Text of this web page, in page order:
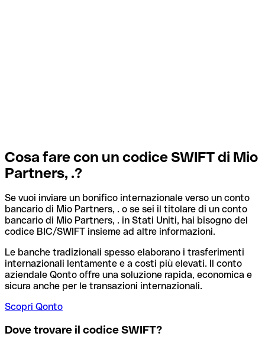
Cosa fare con un codice SWIFT di Mio
Partners, .?
Se vuoi inviare un bonifico internazionale verso un conto
bancario di Mio Partners, . o se sei il titolare di un conto
bancario di Mio Partners, . in Stati Uniti, hai bisogno del
codice BIC/SWIFT insieme ad altre informazioni.
Le banche tradizionali spesso elaborano i trasferimenti
internazionali lentamente e a costi più elevati. Il conto
aziendale Qonto offre una soluzione rapida, economica e
sicura anche per le transazioni internazionali.
Scopri Qonto
Dove trovare il codice SWIFT?